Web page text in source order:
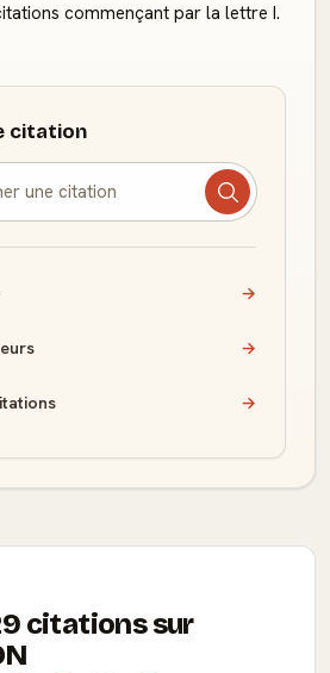
commençant par la lettre I.
citation
→
→
→
citations sur